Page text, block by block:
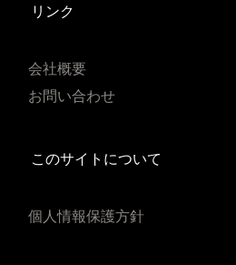
リンク
会社概要
お問い合わせ
このサイトについて
個人情報保護方針